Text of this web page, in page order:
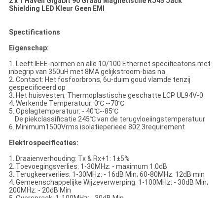
Shielding LED Kleur Geen EMI
Spectifications
Eigenschap:
1. Leeft IEEE-normen en alle 10/100 Ethernet specificatons met
inbegrip van 350uH met 8MA gelijkstroom-bias na
2. Contact: Het fosfoorbrons, 6u-duim goud vlamde tenzij
gespecificeerd op
3. Het huisvesten: Thermoplastische geschatte LCP UL94V-0
4. Werkende Temperatuur: 0℃ --70℃
5. Opslagtemperatuur: - 40℃--85℃
De piekclassificatie 245℃ van de terugvloeiingstemperatuur
6. Minimum1500Vrms isolatieperieee 802.3requirement
Elektrospecificaties:
1. Draaienverhouding: Tx & Rx+1: 1±5%
2. Toevoegingsverlies: 1-30MHz: - maximum 1.0dB
3. Terugkeerverlies: 1-30MHz: - 16dB Min; 60-80MHz: 12dB min
4. Gemeenschappelijke Wijzeverwerping: 1-100MHz: - 30dB Min;
200MHz: - 20dB Min